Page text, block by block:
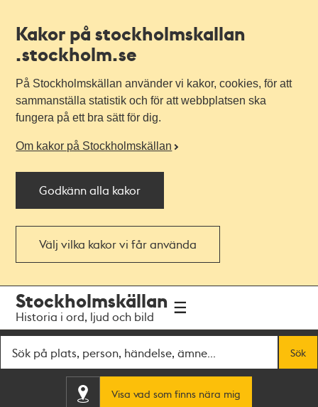
Kakor på stockholmskallan
.stockholm.se
På Stockholmskällan använder vi kakor, cookies, för att
sammanställa statistik och för att webbplatsen ska
fungera på ett bra sätt för dig.
Om kakor på Stockholmskällan
Godkänn alla kakor
Välj vilka kakor vi får använda
navigationen
huvudinnehållet
Stockholmskällan
Historia i ord, ljud och bild
Sök
Visa vad som finns nära mig